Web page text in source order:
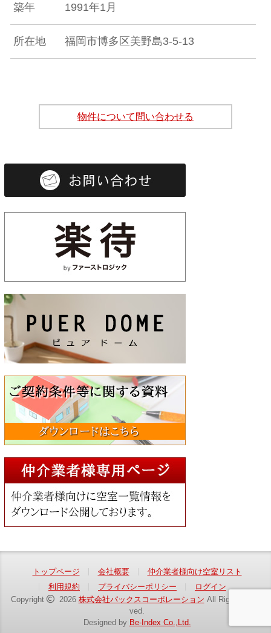
築年 1991年1月
所在地 福岡市博多区美野島3-5-13
物件について問い合わせる
トップページ 会社概要
仲介業者様向け空室リスト
利用規約
プライバシーポリシー
ログイン
Copyright
2026 株式会社パックスコーポレーション All Rights Reser
ved.
Designed by Be-Index Co.,Ltd.